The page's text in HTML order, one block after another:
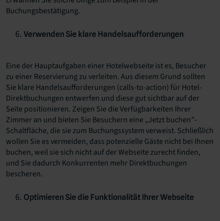
Buchungsbestätigung.
Verwenden Sie klare Handelsaufforderungen
Eine der Hauptaufgaben einer Hotelwebseite ist es, Besucher
zu einer Reservierung zu verleiten. Aus diesem Grund sollten
Sie klare Handelsaufforderungen (calls-to-action) für Hotel-
Direktbuchungen entwerfen und diese gut sichtbar auf der
Seite positionieren. Zeigen Sie die Verfügbarkeiten Ihrer
Zimmer an und bieten Sie Besuchern eine „Jetzt buchen”-
Schaltfläche, die sie zum Buchungssystem verweist. Schließlich
wollen Sie es vermeiden, dass potenzielle Gäste nicht bei Ihnen
buchen, weil sie sich nicht auf der Webseite zurecht finden,
und Sie dadurch Konkurrenten mehr Direktbuchungen
bescheren.
Optimieren Sie die Funktionalität Ihrer Webseite